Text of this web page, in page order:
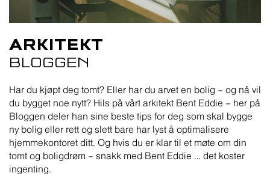
ARKITEKT
BLOGGEN
Har du kjøpt deg tomt? Eller har du arvet en bolig – og nå vil
du bygget noe nytt? Hils på vårt arkitekt Bent Eddie – her på
Bloggen deler han sine beste tips for deg som skal bygge
ny bolig eller rett og slett bare har lyst å optimalisere
hjemmekontoret ditt. Og hvis du er klar til et møte om din
tomt og boligdrøm – snakk med Bent Eddie … det koster
ingenting.